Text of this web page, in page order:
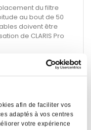
afin de faciliter vos
adaptés à vos centres
votre expérience
du filtre
au bout de 50
doivent être
de CLARIS Pro
JURA peut
toutes les machines
JURA (IMPRESSA
X7).